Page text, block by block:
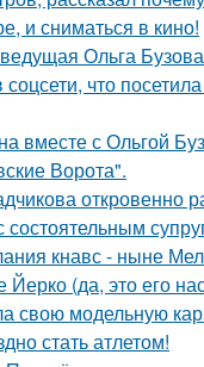
и сниматься в кино!
Ольга
что
вместе с Ольгой
Ворота".
откровенно
кнавс - ныне
Йерко (да, это его
свою модельную
стать атлетом!